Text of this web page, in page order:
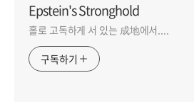
Epstein's Stronghold
홀로 고독하게 서 있는 成地에서....
구독하기